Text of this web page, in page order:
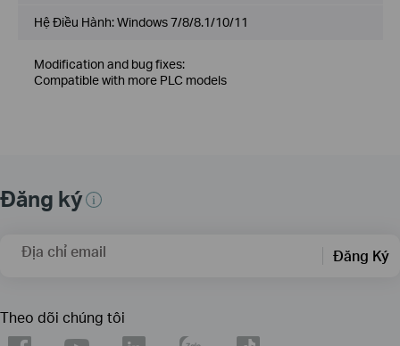
Hệ Điều Hành: Windows 7/8/8.1/10/11
Modification and bug fixes:
Compatible with more PLC models
Đăng ký
Địa chỉ email Đăng Ký
Theo dõi chúng tôi